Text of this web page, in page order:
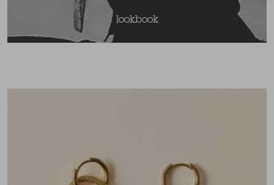
lookbook